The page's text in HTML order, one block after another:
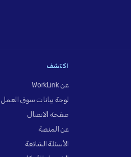
اكتشف
عن WorkLink
لوحة بيانات سوق العمل
صفحة الاتصال
عن المنصة
الأسئلة الشائعة